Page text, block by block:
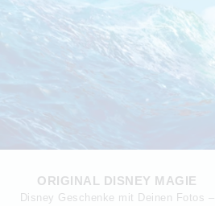
ORIGINAL DISNEY MAGIE
Disney Geschenke mit Deinen Fotos –